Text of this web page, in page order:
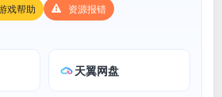
戏帮助 资源报错
天翼网盘